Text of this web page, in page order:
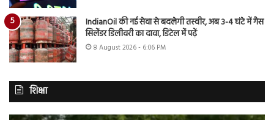
IndianOil की नई सेवा से बदलेगी तस्वीर, अब 3-4 घंटे में गैस
सिलेंडर डिलीवरी का दावा, डिटेल में पढ़ें
8 August 2026 - 6:06 PM
शिक्षा